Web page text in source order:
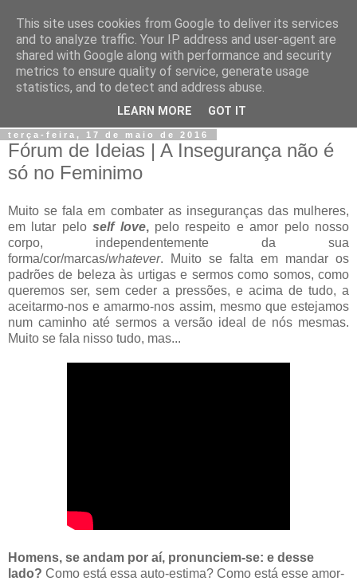
Jiji
Fotografia, devaneios, moda, teatro, e tudo o que eu possa
terça-feira, 17 de maio de 2016
Fórum de Ideias | A Insegurança não é
só no Feminimo
Muito se fala em combater as inseguranças das mulheres,
em lutar pelo self love,pelo respeito e amor pelo nosso
corpo, independentemente da sua
forma/cor/marcas/whatever. Muito se falta em mandar os
padrões de beleza às urtigas e sermos como somos, como
queremos ser, sem ceder a pressões, e acima de tudo, a
aceitarmo-nos e amarmo-nos assim, mesmo que estejamos
num caminho até sermos a versão ideal de nós mesmas.
Muito se fala nisso tudo, mas...
Homens, se andam por aí, pronunciem-se: e desse
lado? Como está essa auto-estima? Como está esse amor-
This site uses cookies from Google to deliver its services
and to analyze traffic. Your IP address and user-agent are
shared with Google along with performance and security
metrics to ensure quality of service, generate usage
statistics, and to detect and address abuse.
LEARN MORE GOT IT